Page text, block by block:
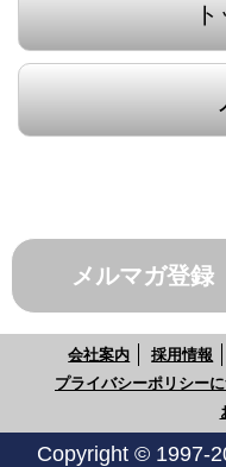
メルマガ登録
会社案内 採用情報
プライバシーポリシー
Copyright © 1997-